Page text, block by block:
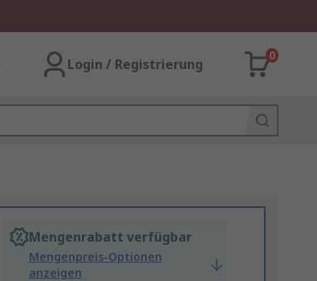
Login / Registrierung
0
Mengenrabatt verfügbar
Mengenpreis-Optionen
anzeigen